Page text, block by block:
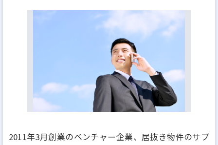
2011年3月創業のベンチャー企業、居抜き物件のサブ